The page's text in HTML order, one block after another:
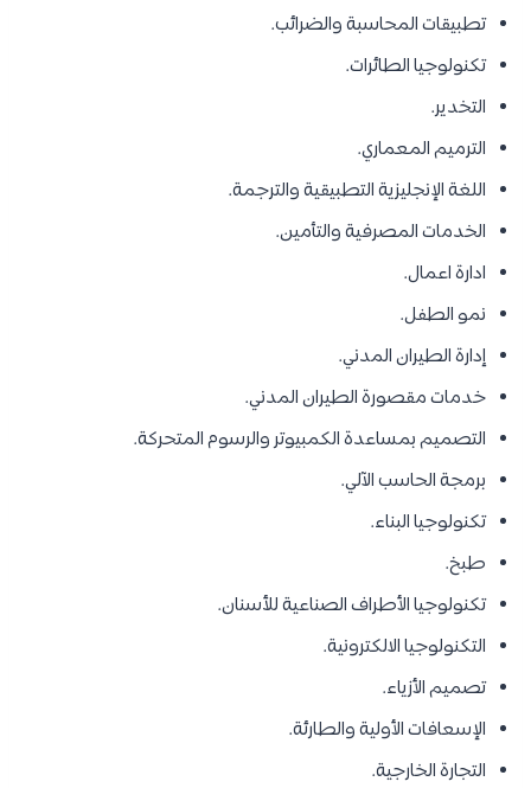
تطبيقات المحاسبة والضرائب.
تكنولوجيا الطائرات.
التخدير.
الترميم المعماري.
اللغة الإنجليزية التطبيقية والترجمة.
الخدمات المصرفية والتأمين.
ادارة اعمال.
نمو الطفل.
إدارة الطيران المدني.
خدمات مقصورة الطيران المدني.
التصميم بمساعدة الكمبيوتر والرسوم المتحركة.
برمجة الحاسب الآلي.
تكنولوجيا البناء.
طبخ.
تكنولوجيا الأطراف الصناعية للأسنان.
التكنولوجيا الالكترونية.
تصميم الأزياء.
الإسعافات الأولية والطارئة.
التجارة الخارجية.